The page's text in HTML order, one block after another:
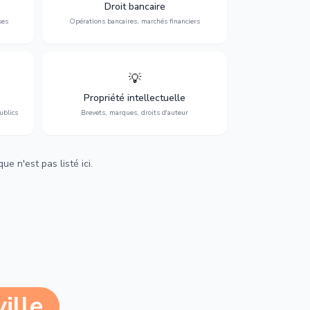
Droit bancaire
Opérations bancaires, marchés financiers
régulation.
💡
Propriété intellectuelle
Brevets, marques, droits d'auteur
Protection de vos créations : brevets,
marques, droits d'auteur et lutte contre la
contrefaçon.
n'est pas listé ici.